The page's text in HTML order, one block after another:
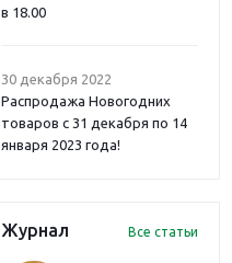
в 18.00
30 декабря 2022
Распродажа Новогодних
товаров с 31 декабря по 14
января 2023 года!
Журнал Все статьи